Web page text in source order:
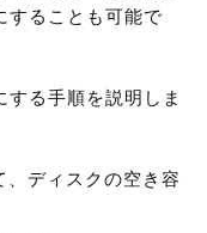
することも可能で
する手順を説明しま
ディスクの空き容